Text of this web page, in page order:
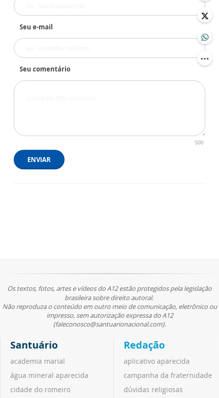
Seu e-mail
Seu comentário
500
ENVIAR
Os textos, fotos, artes e vídeos do A12 estão protegidos pela legislação
brasileira sobre direito autoral.
Não reproduza o conteúdo em outro meio de comunicação, eletrônico ou
impresso, sem autorização expressa do A12
(faleconosco@santuarionacional.com).
Santuário
academia marial
água mineral aparecida
cidade do romeiro
Redação
aplicativo aparecida
campanha da fraternidade
dúvidas religiosas